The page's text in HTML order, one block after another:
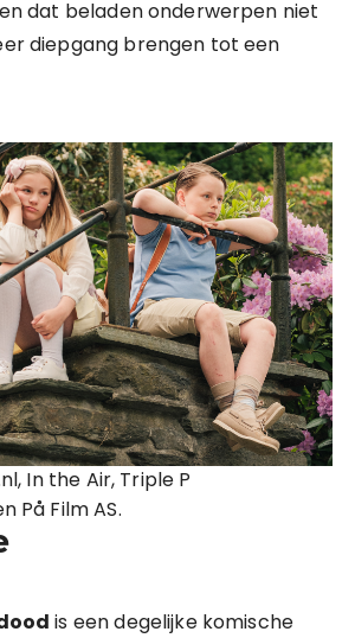
dat beladen onderwerpen niet
diepgang brengen tot een
In the Air, Triple P
På Film AS.
is een degelijke komische